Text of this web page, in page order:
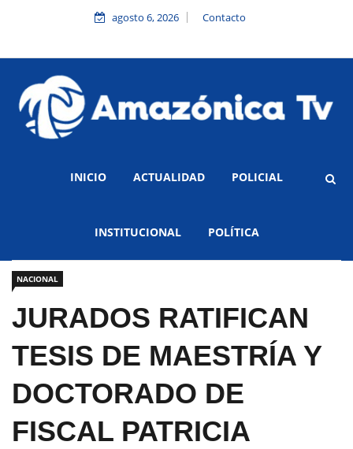
agosto 6, 2026 Contacto
INICIO ACTUALIDAD POLICIAL
INSTITUCIONAL POLÍTICA
NACIONAL
JURADOS RATIFICAN
TESIS DE MAESTRÍA Y
DOCTORADO DE
FISCAL PATRICIA